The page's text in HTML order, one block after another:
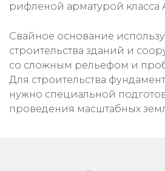
рифленой арматурой класса
Свайное основание
строительства зданий и
со сложным рельефом и
Для строительства
нужно специальной
проведения масштабных